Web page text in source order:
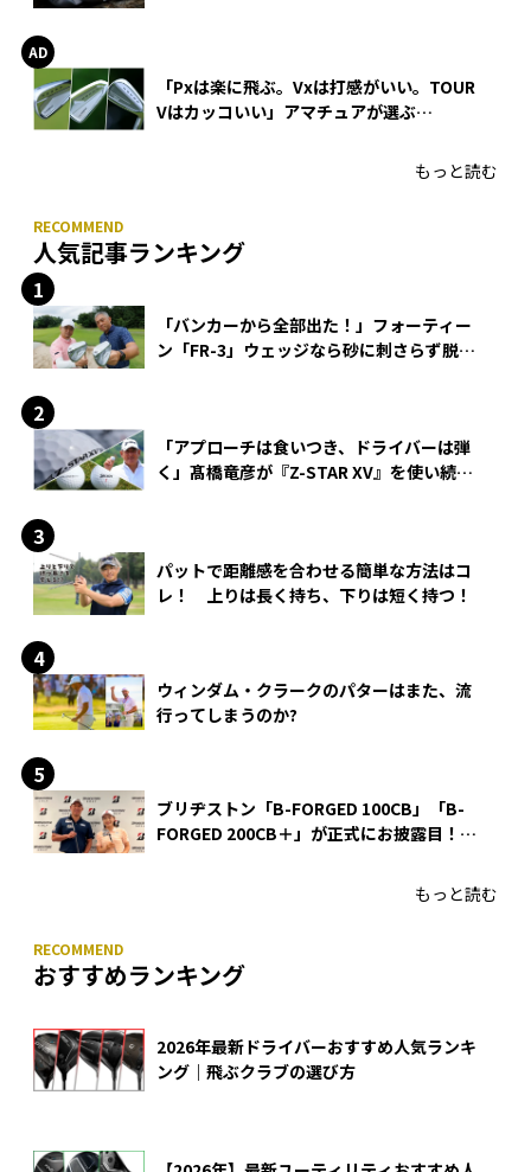
「Pxは楽に飛ぶ。Vxは打感がいい。TOUR
Vはカッコいい」アマチュアが選ぶ
もっと読む
人気記事ランキング
「バンカーから全部出た！」フォーティー
ン「FR-3」ウェッジなら砂に刺さらず脱出
「アプローチは食いつき、ドライバーは弾
く」髙橋竜彦が『Z-STAR XV』を使い続け
パットで距離感を合わせる簡単な方法はコ
レ！ 上りは長く持ち、下りは短く持つ！
ウィンダム・クラークのパターはまた、流
行ってしまうのか?
ブリヂストン「B-FORGED 100CB」「B-
FORGED 200CB＋」が正式にお披露目！
もっと読む
おすすめランキング
2026年最新ドライバーおすすめ人気ランキ
ング｜飛ぶクラブの選び方